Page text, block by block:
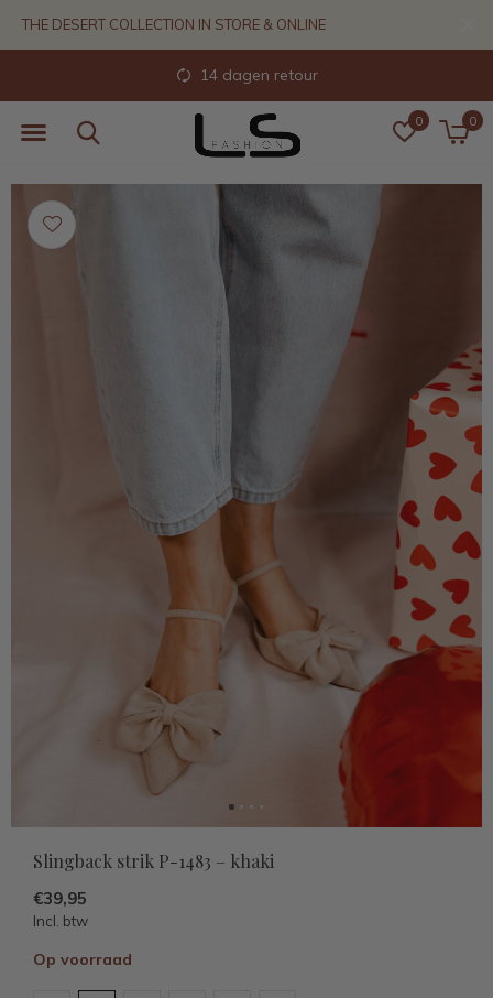
0 0
14 dagen retour
THE DESERT COLLECTION IN STORE & ONLINE
Slingback strik P-1483 – khaki
€39,95
Incl. btw
Op voorraad